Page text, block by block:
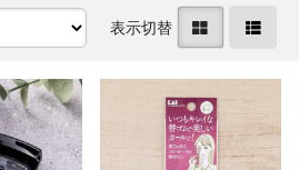
表示切替